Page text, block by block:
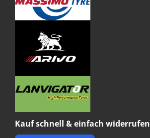
Kauf schnell & einfach widerrufen